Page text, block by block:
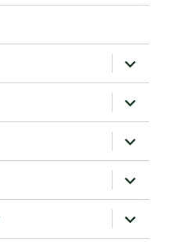
amplia
el
menú
fillamplia
el
menú
fillamplia
el
menú
fillamplia
el
menú
fillamplia
el
menú